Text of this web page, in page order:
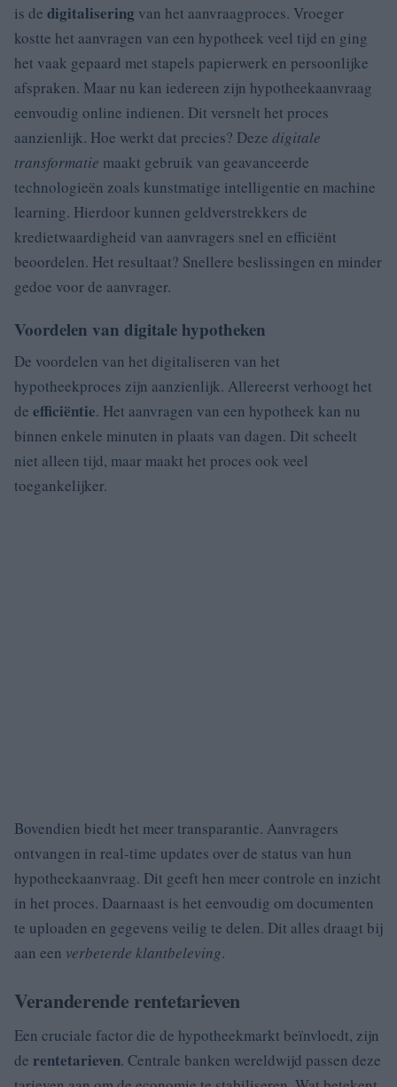
is de digitalisering van het aanvraagproces. Vroeger
kostte het aanvragen van een hypotheek veel tijd en ging
het vaak gepaard met stapels papierwerk en persoonlijke
afspraken. Maar nu kan iedereen zijn hypotheekaanvraag
eenvoudig online indienen. Dit versnelt het proces
aanzienlijk. Hoe werkt dat precies? Deze digitale
transformatie maakt gebruik van geavanceerde
technologieën zoals kunstmatige intelligentie en machine
learning. Hierdoor kunnen geldverstrekkers de
kredietwaardigheid van aanvragers snel en efficiënt
beoordelen. Het resultaat? Snellere beslissingen en minder
gedoe voor de aanvrager.
Voordelen van digitale hypotheken
De voordelen van het digitaliseren van het
hypotheekproces zijn aanzienlijk. Allereerst verhoogt het
de efficiëntie. Het aanvragen van een hypotheek kan nu
binnen enkele minuten in plaats van dagen. Dit scheelt
niet alleen tijd, maar maakt het proces ook veel
toegankelijker.
Bovendien biedt het meer transparantie. Aanvragers
ontvangen in real-time updates over de status van hun
hypotheekaanvraag. Dit geeft hen meer controle en inzicht
in het proces. Daarnaast is het eenvoudig om documenten
te uploaden en gegevens veilig te delen. Dit alles draagt bij
aan een verbeterde klantbeleving.
Veranderende rentetarieven
Een cruciale factor die de hypotheekmarkt beïnvloedt, zijn
de rentetarieven. Centrale banken wereldwijd passen deze